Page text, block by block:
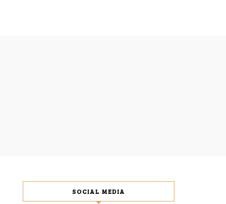
SOCIAL MEDIA